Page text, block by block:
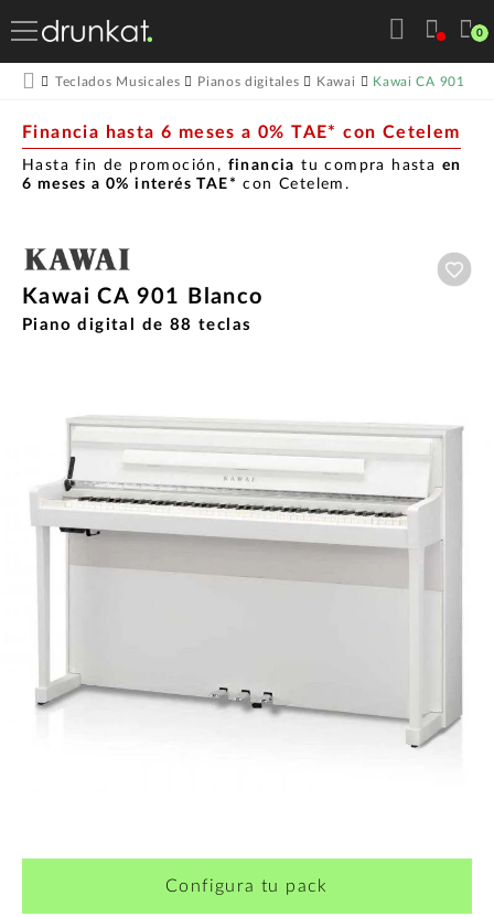
0
Teclados Musicales Pianos digitales Kawai Kawai CA 901
Financia hasta 6 meses a 0% TAE* con Cetelem
Hasta fin de promoción, financia tu compra hasta en
6 meses a 0% interés TAE* con Cetelem.
Kawai CA 901 Blanco
Piano digital de 88 teclas
Configura tu pack